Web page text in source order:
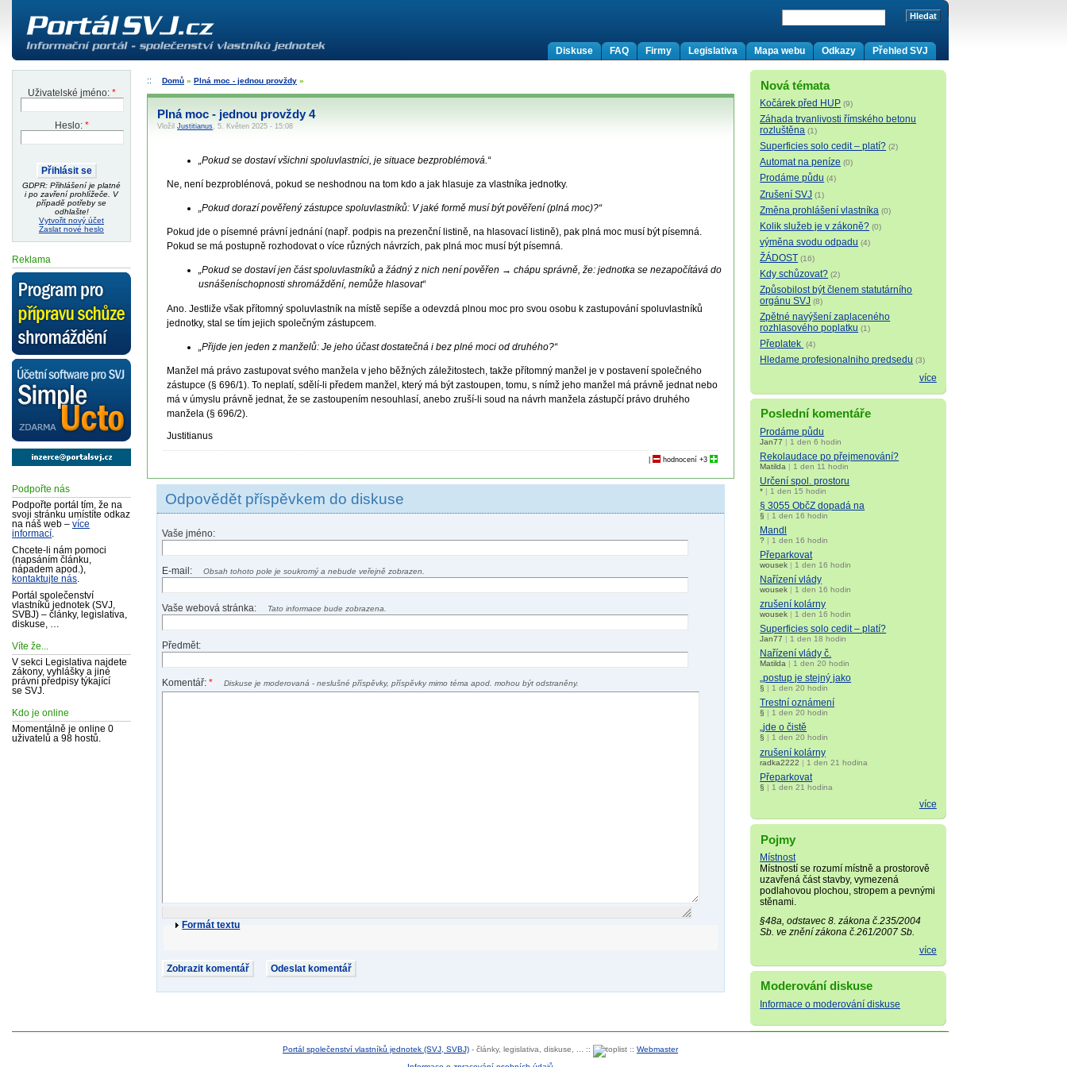
Přehled SVJ
Odkazy
Mapa webu
Legislativa
Firmy
FAQ
Diskuse
Uživatelské jméno: *
Heslo: *
GDPR: Přihlášení je platné
i po zavření prohlížeče. V
případě potřeby se
odhlašte!
Vytvořit nový účet
Zaslat nové heslo
Reklama
Podpořte nás
Podpořte portál tím, že na
svoji stránku umístíte odkaz
na náš web – více
informací
Chcete-li nám pomoci
(napsáním článku,
nápadem apod.),
kontaktujte nás
Portál společenství
vlastníků jednotek (SVJ,
SVBJ) – články, legislativa,
diskuse, …
Víte že...
V sekci Legislativa najdete
zákony, vyhlášky a jiné
právní předpisy týkající
se SVJ.
Kdo je online
Momentálně je online 0
uživatelů a 98 hostů.
Nová témata
Kočárek před HUP (9)
Záhada trvanlivosti římského betonu
rozluštěna (1)
Superficies solo cedit – platí? (2)
Automat na peníze (0)
Prodáme půdu (4)
Zrušení SVJ (1)
Změna prohlášení vlastníka (0)
Kolik služeb je v zákoně? (0)
výměna svodu odpadu (4)
ŽÁDOST (16)
Kdy schůzovat? (2)
Způsobilost být členem statutárního
orgánu SVJ (8)
Zpětné navýšení zaplaceného
rozhlasového poplatku (1)
Přeplatek (4)
Hledame profesionalniho predsedu (3)
více
Poslední komentáře
Prodáme půdu
Jan77 | 1 den 6 hodin
Rekolaudace po přejmenování?
Matilda | 1 den 11 hodin
Určení spol. prostoru
* | 1 den 15 hodin
§ 3055 ObčZ dopadá na
§ | 1 den 16 hodin
Mandl
? | 1 den 16 hodin
Přeparkovat
wousek | 1 den 16 hodin
Nařízení vlády
wousek | 1 den 16 hodin
zrušení kolárny
wousek | 1 den 16 hodin
Superficies solo cedit – platí?
Jan77 | 1 den 18 hodin
Nařízení vlády č.
Matilda | 1 den 20 hodin
„postup je stejný jako
§ | 1 den 20 hodin
Trestní oznámení
§ 1 den 20 hodin
„jde o čistě
§ 1 den 20 hodin
zrušení kolárny
radka2222 | 1 den 21 hodina
Přeparkovat
§ | 1 den 21 hodina
více
Pojmy
Místnost
Místností se rozumí místně a prostorově
uzavřená část stavby, vymezená
podlahovou plochou, stropem a pevnými
stěnami.
§48a, odstavec 8. zákona č.235/2004
Sb. ve znění zákona č.261/2007 Sb.
více
Moderování diskuse
Informace o moderování diskuse
Domů » Plná moc - jednou provždy »
Plná moc - jednou provždy 4
VložilJustitianus, 5. Květen 2025 - 15:08
„Pokud se dostaví všichni spoluvlastníci, je situace bezproblémová.“
Ne, není bezproblénová, pokud se neshodnou na tom kdo a jak hlasuje za vlastníka jednotky.
„Pokud dorazí pověřený zástupce spoluvlastníků: V jaké formě musí být pověření (plná moc)?“
Pokud jde o písemné právní jednání (např. podpis na prezenční listině, na hlasovací listině), pak plná moc musí být písemná.
Pokud se má postupně rozhodovat o více různých návrzích, pak plná moc musí být písemná.
„Pokud se dostaví jen část spoluvlastníků a žádný z nich není pověřen → chápu správně, že: jednotka se nezapočítává do
usnášeníschopnosti shromáždění, nemůže hlasovat“
Ano. Jestliže však přítomný spoluvlastník na místě sepíše a odevzdá plnou moc pro svou osobu k zastupování spoluvlastníků
jednotky, stal se tím jejich společným zástupcem.
„Přijde jen jeden z manželů: Je jeho účast dostatečná i bez plné moci od druhého?“
Manžel má právo zastupovat svého manžela v jeho běžných záležitostech, takže přítomný manžel je v postavení společného
zástupce (§ 696/1). To neplatí, sdělí-li předem manžel, který má být zastoupen, tomu, s nímž jeho manžel má právně jednat nebo
má v úmyslu právně jednat, že se zastoupením nesouhlasí, anebo zruší-li soud na návrh manžela zástupčí právo druhého
manžela (§ 696/2).
Justitianus
hodnocení +3
Odpovědět příspěvkem do diskuse
Vaše jméno:
E-mail: Obsah tohoto pole je soukromý a nebude veřejně zobrazen.
Vaše webová stránka: Tato informace bude zobrazena.
Předmět:
Komentář:* Diskuse je moderovaná - neslušné příspěvky, příspěvky mimo téma apod. mohou být odstraněny.
Formát textu
Portál společenství vlastníků jednotek (SVJ, SVBJ) - články, legislativa, diskuse, ... :: :: Webmaster